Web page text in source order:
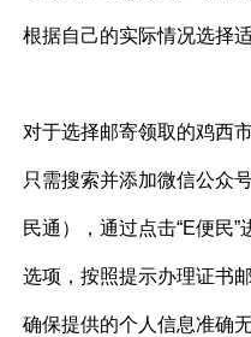
根据自己的实际情况选择
对于选择邮寄领取的鸡西
只需搜索并添加微信公众
民通），通过点击“E便民”
选项，按照提示办理证书
确保提供的个人信息准确